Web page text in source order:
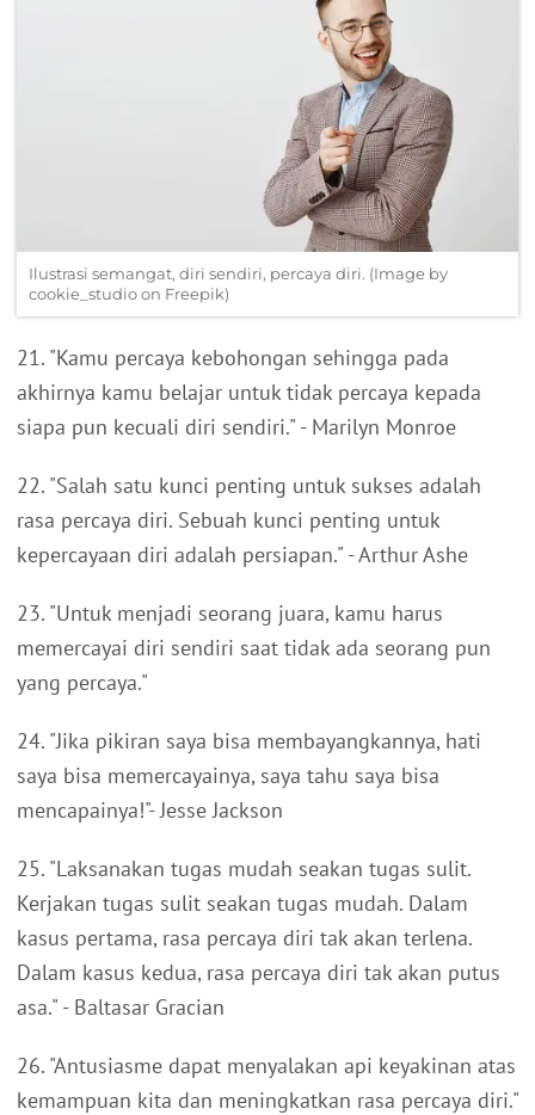
Ilustrasi semangat, diri sendiri, percaya diri. (Image by
cookie_studio on Freepik)
21. "Kamu percaya kebohongan sehingga pada
akhirnya kamu belajar untuk tidak percaya kepada
siapa pun kecuali diri sendiri." - Marilyn Monroe
22. "Salah satu kunci penting untuk sukses adalah
rasa percaya diri. Sebuah kunci penting untuk
kepercayaan diri adalah persiapan." - Arthur Ashe
23. "Untuk menjadi seorang juara, kamu harus
memercayai diri sendiri saat tidak ada seorang pun
yang percaya."
24. "Jika pikiran saya bisa membayangkannya, hati
saya bisa memercayainya, saya tahu saya bisa
mencapainya!"- Jesse Jackson
25. "Laksanakan tugas mudah seakan tugas sulit.
Kerjakan tugas sulit seakan tugas mudah. Dalam
kasus pertama, rasa percaya diri tak akan terlena.
Dalam kasus kedua, rasa percaya diri tak akan putus
asa." - Baltasar Gracian
26. "Antusiasme dapat menyalakan api keyakinan atas
kemampuan kita dan meningkatkan rasa percaya diri."